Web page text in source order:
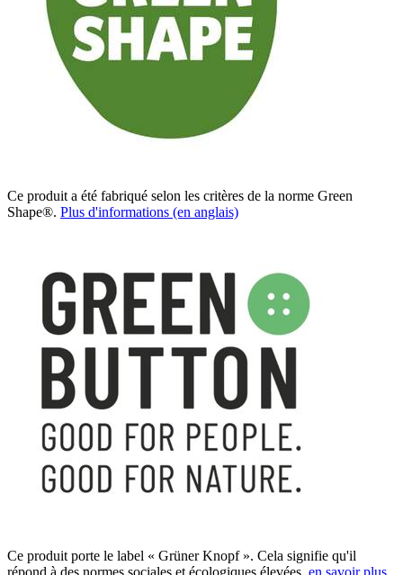
Ce produit a été fabriqué selon les critères de la norme Green
Shape®. Plus d'informations (en anglais)
Ce produit porte le label « Grüner Knopf ». Cela signifie qu'il
répond à des normes sociales et écologiques élevées. en savoir plus